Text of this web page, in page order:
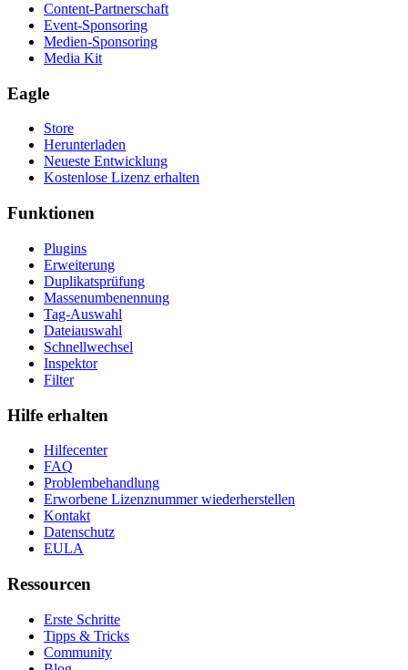
Content-Partnerschaft
Event-Sponsoring
Medien-Sponsoring
Media Kit
Eagle
Store
Herunterladen
Neueste Entwicklung
Kostenlose Lizenz erhalten
Funktionen
Plugins
Erweiterung
Duplikatsprüfung
Massenumbenennung
Tag-Auswahl
Dateiauswahl
Schnellwechsel
Inspektor
Filter
Hilfe erhalten
Hilfecenter
FAQ
Problembehandlung
Erworbene Lizenznummer wiederherstellen
Kontakt
Datenschutz
EULA
Ressourcen
Erste Schritte
Tipps & Tricks
Community